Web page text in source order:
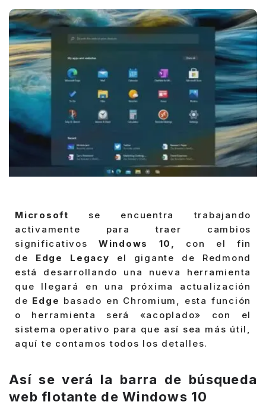
Microsoft se encuentra trabajando
activamente para traer cambios
significativos Windows 10, con el fin
de Edge Legacy el gigante de Redmond
está desarrollando una nueva herramienta
que llegará en una próxima actualización
de Edge basado en Chromium, esta función
o herramienta será «acoplado» con el
sistema operativo para que así sea más útil,
aquí te contamos todos los detalles.
Así se verá la barra de búsqueda
web flotante de Windows 10